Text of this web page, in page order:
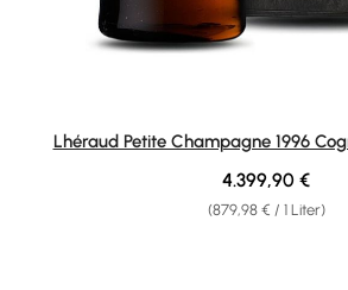
Lhéraud Petite Champagne 1996
(879,98 € / 1 Liter)
Regulärer Preis:
4.399,90 €